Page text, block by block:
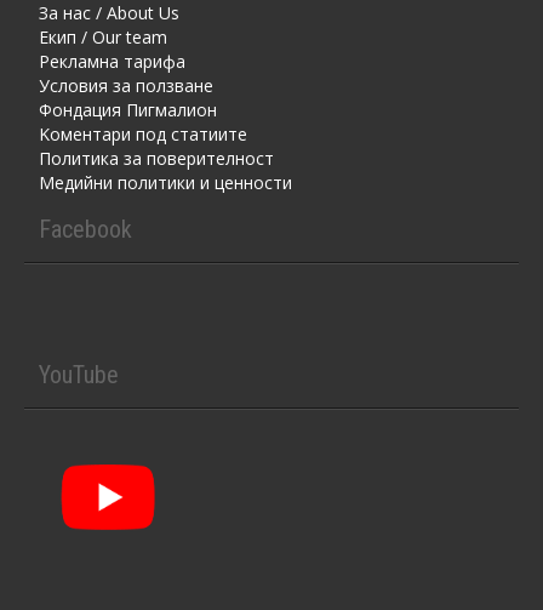
За нас / About Us
Екип / Our team
Рекламна тарифа
Условия за ползване
Фондация Пигмалион
Kоментaри под статиите
Политика за поверителност
Медийни политики и ценности
Facebook
YouTube